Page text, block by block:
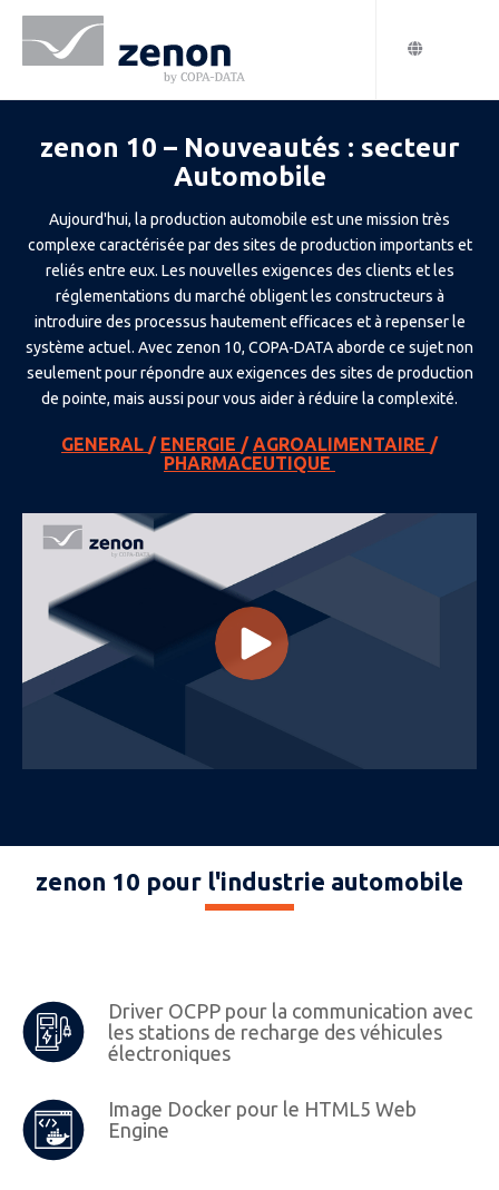
zenon 10 – Nouveautés : secteur
Automobile
Aujourd'hui, la production automobile est une mission très
complexe caractérisée par des sites de production importants et
reliés entre eux. Les nouvelles exigences des clients et les
réglementations du marché obligent les constructeurs à
introduire des processus hautement efficaces et à repenser le
système actuel. Avec zenon 10, COPA-DATA aborde ce sujet non
seulement pour répondre aux exigences des sites de production
de pointe, mais aussi pour vous aider à réduire la complexité.
GENERAL / ENERGIE /AGROALIMENTAIRE /
PHARMACEUTIQUE
zenon 10 pour l'industrie automobile
Driver OCPP pour la communication avec
les stations de recharge des véhicules
électroniques
Image Docker pour le HTML5 Web
Engine